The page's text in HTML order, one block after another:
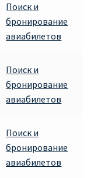
RYANAIR
Поиск и
бронирование
авиабилетов
Поиск и
бронирование
авиабилетов
Поиск и
бронирование
авиабилетов